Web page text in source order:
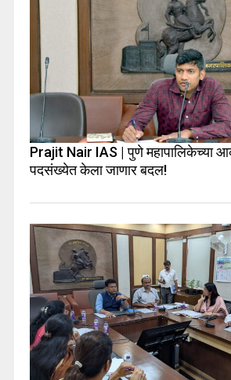
Prajit Nair IAS | पुणे महापालिकेच्या
पदसंख्येत केला जाणार बदल!